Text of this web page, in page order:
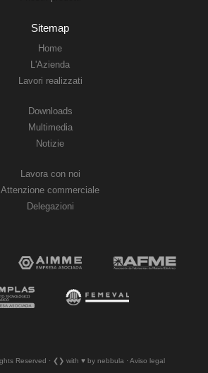
Sitemap
Home
L'Azienda
Lavori realizzati
Downloads
Multimedia
Notizie
Lavora con noi
Attenzione commerciale
Delegazioni
Reserved · ❮❯ with ♥︎ by nebbula · Aviso legal